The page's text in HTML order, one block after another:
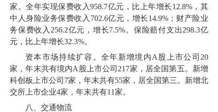
家。全年实现保费收入958.7亿元，比上年增长12.8%，其
中人身险业务保费收入 702.6亿元，增长14.9%；财产险业
务保费收入 256.2亿元，增长7.5%。保险赔付支出298.3亿
元，比上年增长32.3%。
资本市场持续扩容。全年新增境内A股上市公司 20
家，年末共有境内A股上市公司 217家，居全国第五。新增
科创板上市公司 7家，年末共有55家，居全国第三。新增北
交所上市企业4家，年末共有11家。
八、交通物流